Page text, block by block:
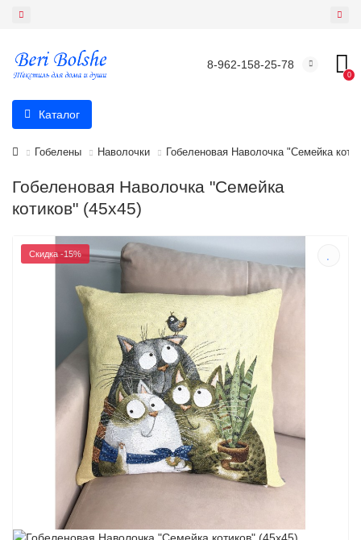
8-962-158-25-78
0
Каталог
Гобелены Наволочки Гобеленовая Наволочка "Семейка
Гобеленовая Наволочка "Семейка
котиков" (45х45)
Скидка -15%